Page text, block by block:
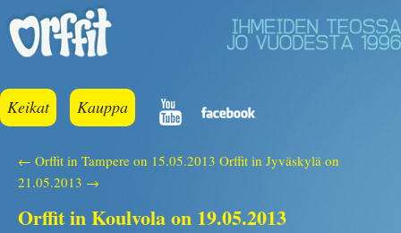
Keikat Kauppa
← Orffit in Tampere on 15.05.2013 Orffit in Jyväskylä on
21.05.2013 →
Orffit in Koulvola on 19.05.2013